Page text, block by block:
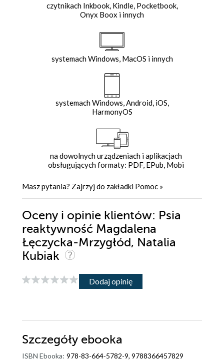
czytnikach Inkbook, Kindle, Pocketbook,
Onyx Boox i innych
systemach Windows, MacOS i innych
systemach Windows, Android, iOS,
HarmonyOS
na dowolnych urządzeniach i aplikacjach
obsługujących formaty: PDF, EPub, Mobi
Masz pytania? Zajrzyj do zakładki Pomoc »
Oceny i opinie klientów: Psia
reaktywność Magdalena
Łęczycka-Mrzygłód, Natalia
Kubiak
Dodaj opinię
Szczegóły ebooka
ISBN Ebooka: 978-83-664-5782-9, 9788366457829